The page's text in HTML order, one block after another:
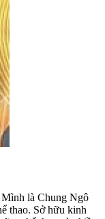
là Chung Ngô
thao. Sở hữu kinh